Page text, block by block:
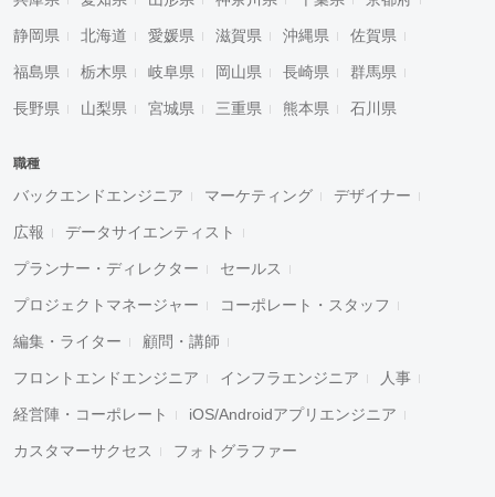
静岡県 北海道 愛媛県 滋賀県 沖縄県 佐賀県
福島県 栃木県 岐阜県 岡山県 長崎県 群馬県
長野県 山梨県 宮城県 三重県 熊本県 石川県
職種
バックエンドエンジニア マーケティング デザイナー
広報 データサイエンティスト
プランナー・ディレクター セールス
プロジェクトマネージャー コーポレート・スタッフ
編集・ライター 顧問・講師
フロントエンドエンジニア インフラエンジニア 人事
経営陣・コーポレート iOS/Androidアプリエンジニア
カスタマーサクセス フォトグラファー